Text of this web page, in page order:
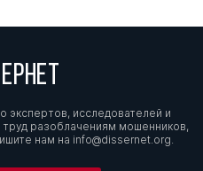
исследователей и
разоблачениям мошенников,
нам на info@dissernet.org.